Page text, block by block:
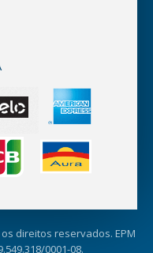
direitos reservados. EPM
0001-08.